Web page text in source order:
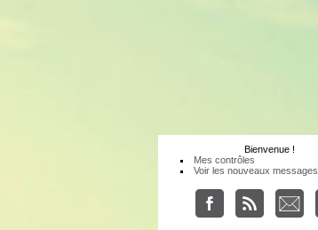
Bienvenue !
Mes contrôles
Voir les nouveaux messages